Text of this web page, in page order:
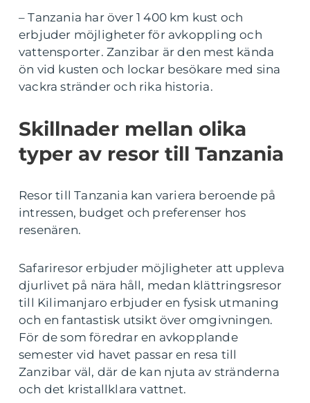
– Tanzania har över 1 400 km kust och
erbjuder möjligheter för avkoppling och
vattensporter. Zanzibar är den mest kända
ön vid kusten och lockar besökare med sina
vackra stränder och rika historia.
Skillnader mellan olika
typer av resor till Tanzania
Resor till Tanzania kan variera beroende på
intressen, budget och preferenser hos
resenären.
Safariresor erbjuder möjligheter att uppleva
djurlivet på nära håll, medan klättringsresor
till Kilimanjaro erbjuder en fysisk utmaning
och en fantastisk utsikt över omgivningen.
För de som föredrar en avkopplande
semester vid havet passar en resa till
Zanzibar väl, där de kan njuta av stränderna
och det kristallklara vattnet.